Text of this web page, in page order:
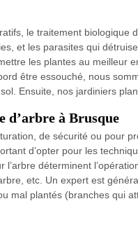
le traitement biologique
et les parasites qui
les plantes au meilleur
être essouché, nous
Ensuite, nos jardiniers
d’arbre à Brusque
de sécurité ou pour
d’opter pour les
déterminent
etc. Un expert est
mal plantés (branches qui